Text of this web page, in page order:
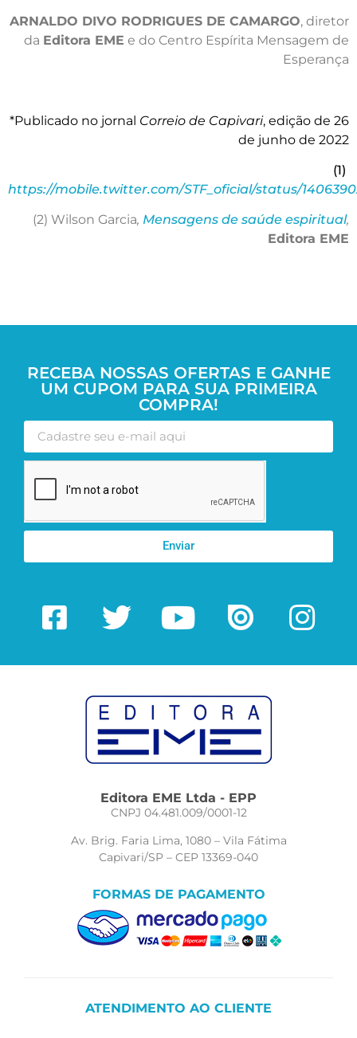
ARNALDO DIVO RODRIGUES DE CAMARGO, diretor
da Editora EME e do Centro Espírita Mensagem de
Esperança
*Publicado no jornal Correio de Capivari, edição de 26
de junho de 2022
(1)
https://mobile.twitter.com/STF_oficial/status/
(2) Wilson Garcia, Mensagens de saúde espiritual,
Editora EME
RECEBA NOSSAS OFERTAS E GANHE
UM CUPOM PARA SUA PRIMEIRA
COMPRA!
Enviar
Editora EME Ltda - EPP
CNPJ 04.481.009/0001-12
Av. Brig. Faria Lima, 1080 – Vila Fátima
Capivari/SP – CEP 13369-040
FORMAS DE PAGAMENTO
ATENDIMENTO AO CLIENTE